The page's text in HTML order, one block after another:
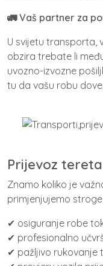
🚛 Vaš partner za
U svijetu transporta,
obzira trebate li
uvozno-izvozne
tu da vašu robu
Prijevoz tereta
Znamo koliko je
primjenjujemo
✔ osiguranje robe
✔ profesionalno
✔ pažljivo rukovanje